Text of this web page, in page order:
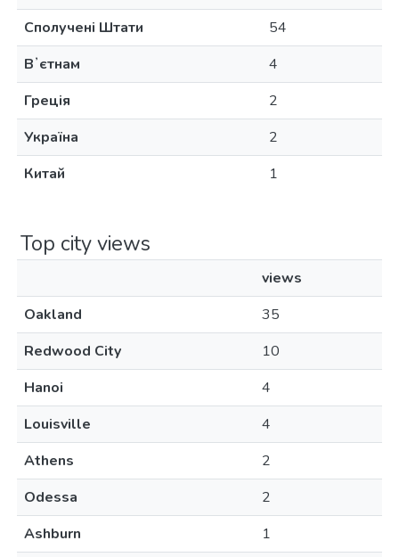
Сполучені Штати
54
Вʼєтнам
4
Греція
2
Україна
2
Китай
1
Top city views
views
Oakland
35
Redwood City
10
Hanoi
4
Louisville
4
Athens
2
Odessa
2
Ashburn
1